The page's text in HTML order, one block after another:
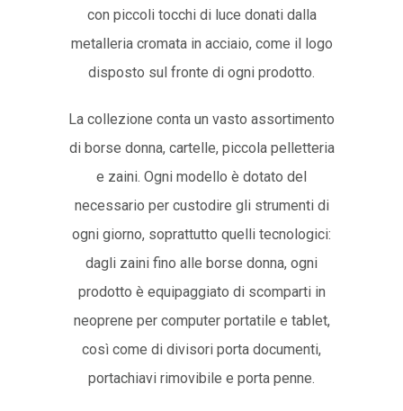
con piccoli tocchi di luce donati dalla
metalleria cromata in acciaio, come il logo
disposto sul fronte di ogni prodotto.
La collezione conta un vasto assortimento
di borse donna, cartelle, piccola pelletteria
e zaini. Ogni modello è dotato del
necessario per custodire gli strumenti di
ogni giorno, soprattutto quelli tecnologici:
dagli zaini fino alle borse donna, ogni
prodotto è equipaggiato di scomparti in
neoprene per computer portatile e tablet,
così come di divisori porta documenti,
portachiavi rimovibile e porta penne.